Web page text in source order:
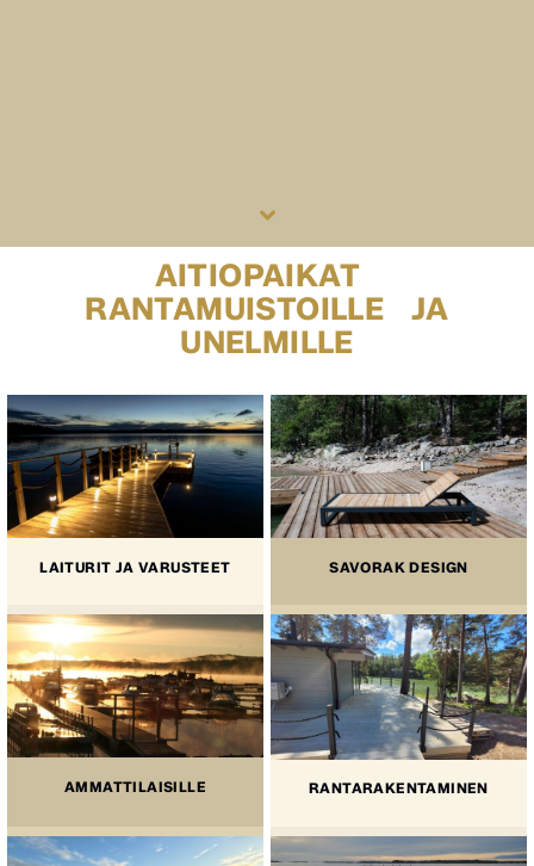
AITIOPAIKAT
RANTAMUISTOILLE JA
UNELMILLE
LAITURIT JA VARUSTEET SAVORAK DESIGN
AMMATTILAISILLE RANTARAKENTAMINEN